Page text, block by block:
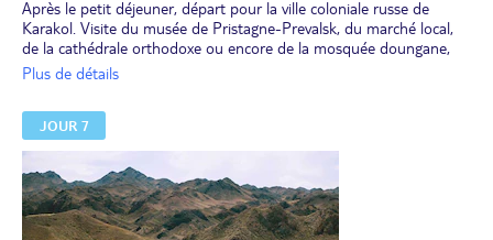
Après le petit déjeuner, départ pour la ville coloniale russe de
Karakol. Visite du musée de Pristagne-Prevalsk, du marché local,
de la cathédrale orthodoxe ou encore de la mosquée doungane,
dont le style déroutant peut rappeler celui d’un temple
Départ pour le Canyon de Djety Oguz (2200 m) et ses
magnifiques paysages entourés de sommets enneigés. "Djety
Oguz" signifie les Sept Taureaux, qui sont les rochers rouges
entourant son sanatorium ouvert en 1965, théâtre de la première
rencontre entre Boris Eltsine et Askar Akaev, premier président de
la Kirghizie après la chute de l’Union soviétique. Balade dans le
vallon fleuri de "Koek Jaiyk", où se trouvent, entre autres, une
Plus de détails
JOUR 7